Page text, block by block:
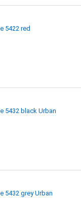
5422 red
5432 black Urban
5432 grey Urban